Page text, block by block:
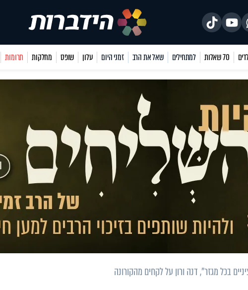
70 שאלות למתחילים שאל את הרב זמני היום עלון שופס מחלקות תרומות
בכל מגזר", דנה ורון על לקחים מהקורונה